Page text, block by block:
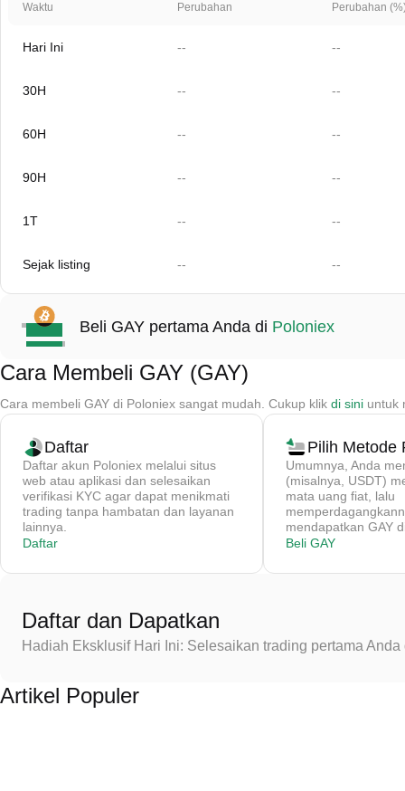
Waktu Perubahan Perubahan
Hari Ini -- --
30H -- --
60H -- --
90H -- --
1T -- --
Sejak listing -- --
Beli GAY pertama Anda di Poloniex
Cara Membeli GAY (GAY)
Cara membeli GAY di Poloniex sangat mudah. Cukup klik di sini untuk
Daftar
Daftar akun Poloniex melalui situs
web atau aplikasi dan selesaikan
verifikasi KYC agar dapat menikmati
trading tanpa hambatan dan layanan
lainnya.
Daftar
Pilih Metode
Umumnya, Anda
(misalnya, USDT)
mata uang fiat, lalu
mendapatkan GAY
Beli GAY
Daftar dan Dapatkan
Hadiah Eksklusif Hari Ini: Selesaikan trading pertama
Artikel Populer